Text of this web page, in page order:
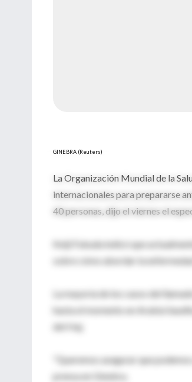
GINEBRA (Reuters)
La Organización Mundial de la
internacionales para prepararse
40 personas, dijo el viernes el
Keiji Fukuda indicó que
sobre cómo abordar la
La mayoría de los casos del
hasta el momento en Arabia
del Haj.
"Queremos asegurar que
prensa en Ginebra.